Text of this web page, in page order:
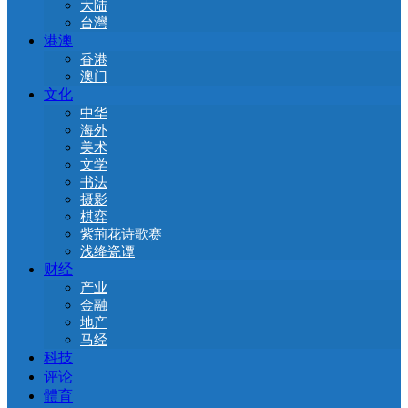
大陆
台灣
港澳
香港
澳门
文化
中华
海外
美术
文学
书法
摄影
棋弈
紫荊花诗歌赛
浅绛瓷谭
财经
产业
金融
地产
马经
科技
评论
體育